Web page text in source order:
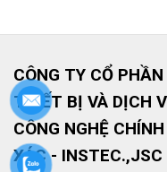
CÔNG TY CỔ PHẦN
THIẾT BỊ VÀ DỊCH
CÔNG NGHỆ CHÍNH
XÁC - INSTEC.,JSC